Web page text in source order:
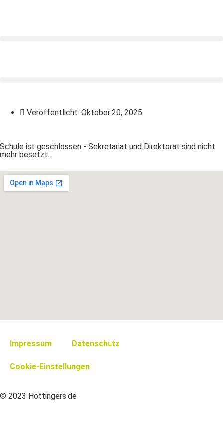
Veröffentlicht: Oktober 20, 2025
Schule ist geschlossen - Sekretariat und Direktorat sind nicht
mehr besetzt.
Impressum Datenschutz
Cookie-Einstellungen
© 2023 Hottingers.de